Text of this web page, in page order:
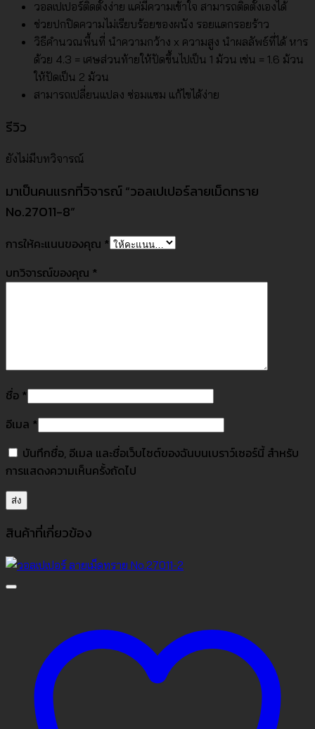
วอลเปเปอร์ติดตั้งง่าย แค่มีความเข้าใจ สามารถติดตั้งเองได้
ช่วยปกปิดความไม่เรียบร้อยของผนัง รอยแตกรอยร้าว
วิธีคำนวณพื้นที่ นำความกว้าง x ความสูง นำผลลัพธ์ที่ได้ หาร
ด้วย 4.3 = เศษส่วนท้ายให้ปัดขึ้นไปเป็น 1 ม้วน เช่น = 1.6 ม้วน
ให้ปัดเป็น 2 ม้วน
สามารถเปลี่ยนแปลง ซ่อมแซม แก้ไขได้ง่าย
รีวิว
ยังไม่มีบทวิจารณ์
มาเป็นคนแรกที่วิจารณ์ “วอลเปเปอร์ลายเม็ดทราย
No.27011-8”
การให้คะแนนของคุณ *
บทวิจารณ์ของคุณ *
ชื่อ *
อีเมล *
บันทึกชื่อ, อีเมล และชื่อเว็บไซต์ของฉันบนเบราว์เซอร์นี้ สำหรับ
การแสดงความเห็นครั้งถัดไป
สินค้าที่เกี่ยวข้อง